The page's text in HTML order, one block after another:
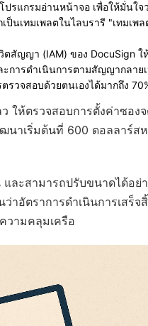
รแกรมอ่านหน้าจอ เพื่อให้มั่นใ
ป็นเทมเพลตในไลบรารี "เทมเ
ตสัญญา (IAM) ของ DocuSign
ะการดำเนินการตามสัญญากลา
วจสอบด้วยตนเองได้มากถึง
ห้ตรวจสอบการตั้งค่าซองจ
าเริ่มต้นที่ 600 ดอลลาร์สห
ละสามารถปรับขนาดได้อ
าอัตราการดำเนินการเสร็
วามคลุมเครือ